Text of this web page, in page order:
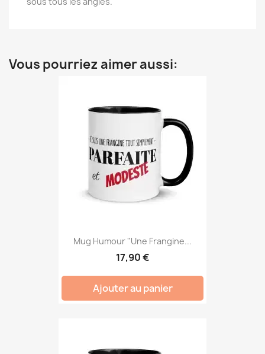
Vous pourriez aimer aussi:
Mug Humour "Une Frangine...
17,90 €
Ajouter au panier